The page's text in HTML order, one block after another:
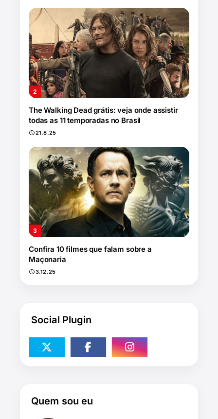
The Walking Dead grátis: veja onde assistir
todas as 11 temporadas no Brasil
21.8.25
Confira 10 filmes que falam sobre a
Maçonaria
3.12.25
Social Plugin
Quem sou eu